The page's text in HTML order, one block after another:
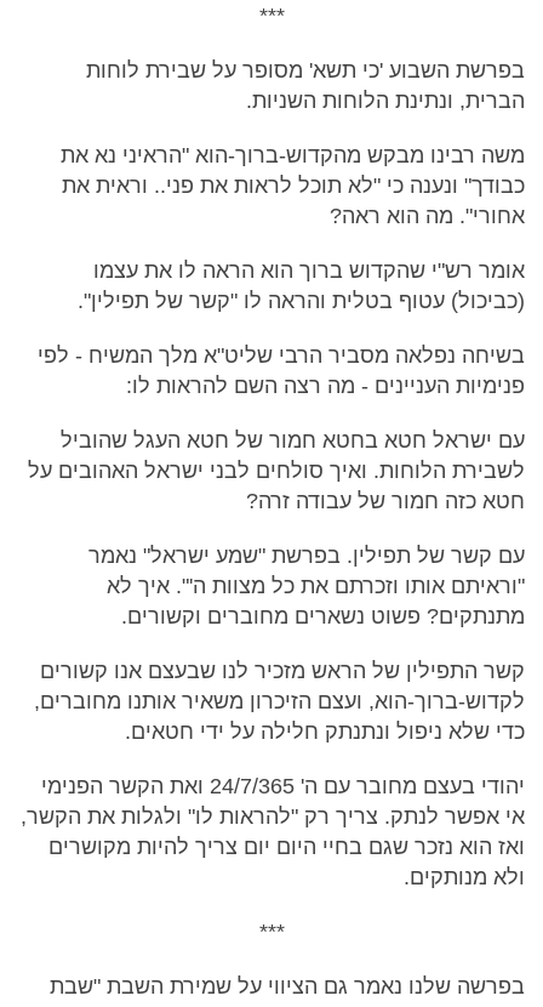
***
בפרשת השבוע 'כי תשא' מסופר על שבירת לוחות
הברית, ונתינת הלוחות השניות.
משה רבינו מבקש מהקדוש-ברוך-הוא "הראיני נא את
כבודך" ונענה כי "לא תוכל לראות את פני.. וראית את
אחורי". מה הוא ראה?
אומר רש"י שהקדוש ברוך הוא הראה לו את עצמו
(כביכול) עטוף בטלית והראה לו "קשר של תפילין".
בשיחה נפלאה מסביר הרבי שליט"א מלך המשיח - לפי
פנימיות העניינים - מה רצה השם להראות לו:
עם ישראל חטא בחטא חמור של חטא העגל שהוביל
לשבירת הלוחות. ואיך סולחים לבני ישראל האהובים על
חטא כזה חמור של עבודה זרה?
עם קשר של תפילין. בפרשת "שמע ישראל" נאמר
"וראיתם אותו וזכרתם את כל מצוות ה'". איך לא
מתנתקים? פשוט נשארים מחוברים וקשורים.
קשר התפילין של הראש מזכיר לנו שבעצם אנו קשורים
לקדוש-ברוך-הוא, ועצם הזיכרון משאיר אותנו מחוברים,
כדי שלא ניפול ונתנתק חלילה על ידי חטאים.
יהודי בעצם מחובר עם ה' 24/7/365 ואת הקשר הפנימי
אי אפשר לנתק. צריך רק "להראות לו" ולגלות את הקשר,
ואז הוא נזכר שגם בחיי היום יום צריך להיות מקושרים
ולא מנותקים.
***
בפרשה שלנו נאמר גם הציווי על שמירת השבת "שבת